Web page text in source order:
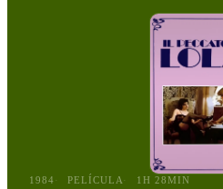
1984 PELÍCULA 1H 28MIN